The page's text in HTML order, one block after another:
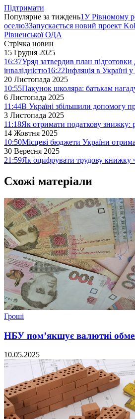
Підтримати
Популярне за тиждень1У Рівномому
оселю3Запускається новий проект
Рівненської ОДА
Стрічка новин
15 Грудня 2025
16:37Уряд затвердив план
інвалідністю16:22Інфляція в Україні
20 Листопада 2025
10:55Пакунок школяра: батькам
6 Листопада 2025
11:44В Україні збільшили допомогу
3 Листопада 2025
11:18Як отримати податкову знижку:
14 Жовтня 2025
10:50Місцеві бюджети України
30 Вересня 2025
21:59Як оцифрувати трудову книжку
Схожі матеріали
Гроші
НБУ пом’якшує валютні
10.05.2025